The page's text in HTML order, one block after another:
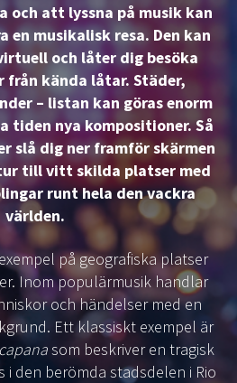
och att lyssna på musik kan
en musikalisk resa. Den kan
och låter dig besöka
från kända låtar. Städer,
– listan kan göras enorm
tiden nya kompositioner. Så
slå dig ner framför skärmen
till vitt skilda platser med
runt hela den vackra
världen.
på geografiska platser
Inom populärmusik handlar
och händelser med en
Ett klassiskt exempel är
som beskriver en tragisk
i den berömda stadsdelen i Rio